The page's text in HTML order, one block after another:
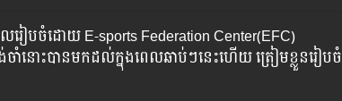
លរៀបចំដោយ E-sports Federation Center(EFC)
ចាំនោះបានមកដល់ក្នុងពេលឆាប់ៗនេះហើយ ត្រៀមខ្លួនរៀបចំ